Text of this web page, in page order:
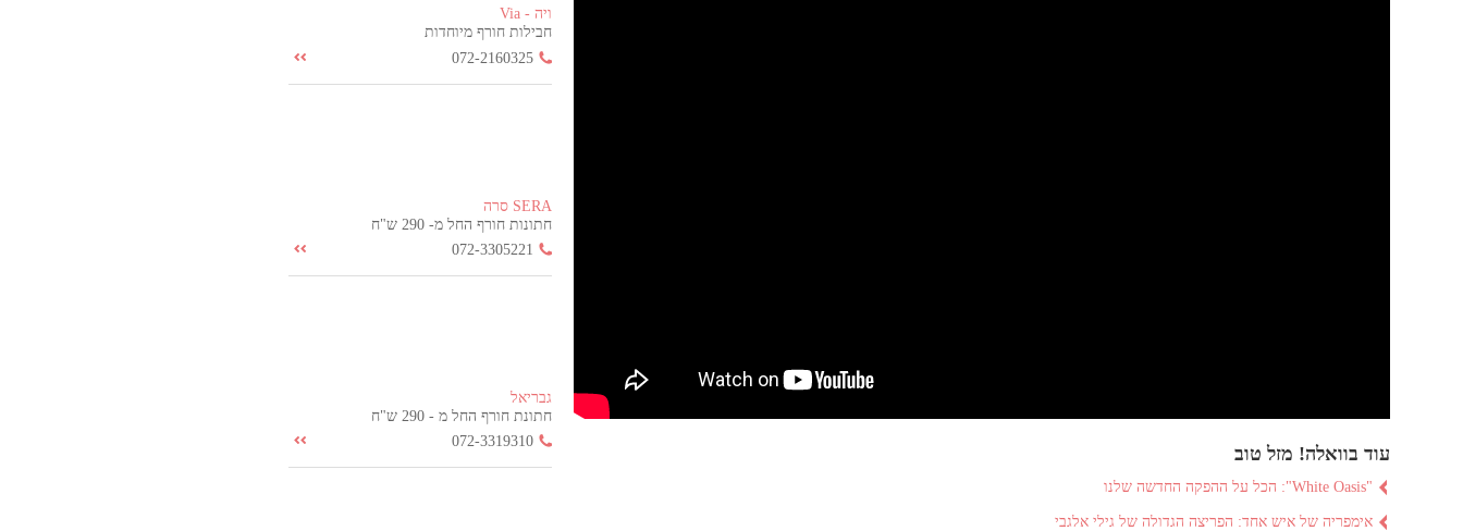
עוד בוואלה! מזל טוב
"White Oasis": הכל על ההפקה החדשה שלנו
אימפריה של איש אחד: הפריצה הגדולה של גילי אלגבי
ויה - Via
חבילות חורף מיוחדות
072-2160325
SERA סרה
חתונות חורף החל מ- 290 ש"ח
072-3305221
גבריאל
חתונת חורף החל מ - 290 ש"ח
072-3319310